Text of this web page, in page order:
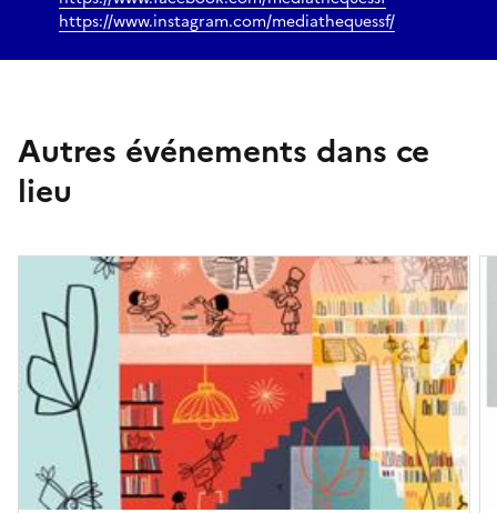
https://www.instagram.com/mediathequessf/
Autres événements dans ce
lieu